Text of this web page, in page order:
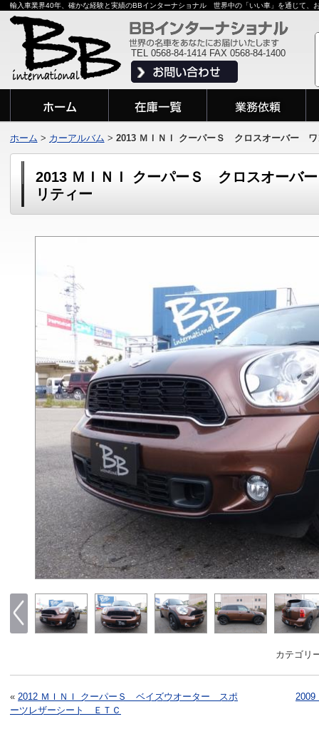
輸入車業界40年、確かな経験と実績のBBインターナショナル 世界中の「いい車」を通じて、
TEL 0568-84-1414 FAX 0568-84-1400
2013 ＭＩＮＩ クーパーＳ クロスオーバ
リティー
カテゴリ
« 2012 ＭＩＮＩ クーパーＳ ベイズウオーター スポ
ーツレザーシート ＥＴＣ
ホーム > カーアルバム > 2013 ＭＩＮＩ クーパーＳ クロスオーバー